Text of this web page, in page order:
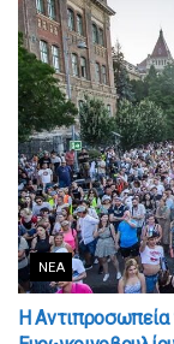
ΝΈΑ
Η Αντιπροσωπεία